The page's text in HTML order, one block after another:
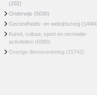
(202)
Onderwijs (5030)
Gezondheids- en welzijnszorg
Kunst, cultuur, sport en recreatie-
activiteiten (6980)
Overige dienstverlening (15742)